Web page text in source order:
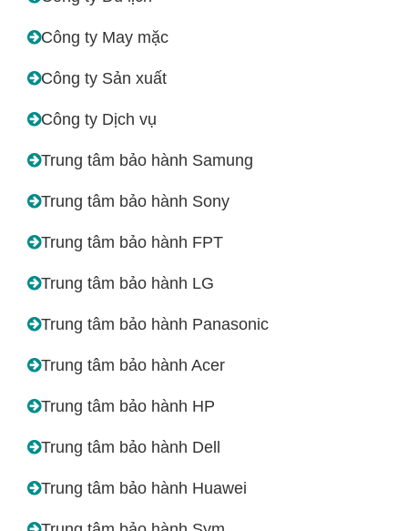
Công ty May mặc
Công ty Sản xuất
Công ty Dịch vụ
Trung tâm bảo hành Samung
Trung tâm bảo hành Sony
Trung tâm bảo hành FPT
Trung tâm bảo hành LG
Trung tâm bảo hành Panasonic
Trung tâm bảo hành Acer
Trung tâm bảo hành HP
Trung tâm bảo hành Dell
Trung tâm bảo hành Huawei